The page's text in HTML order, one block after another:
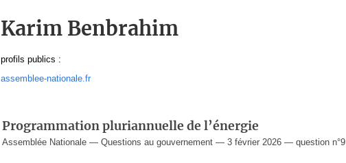
Karim Benbrahim
profils publics :
assemblee-nationale.fr
Programmation pluriannuelle de l’énergie
Assemblée Nationale — Questions au gouvernement — 3 février 2026 — question n°9